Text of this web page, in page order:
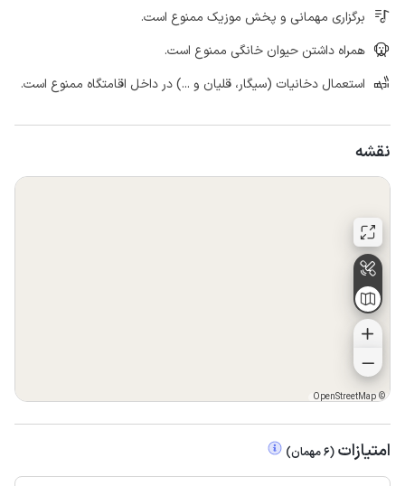
برگزاری مهمانی و پخش موزیک ممنوع است.
همراه داشتن حیوان خانگی ممنوع است.
استعمال دخانیات (سیگار، قلیان و ...) در داخل اقامتگاه ممنوع است.
نقشه
©
OpenStreetMap
امتیازات (
6مهمان)